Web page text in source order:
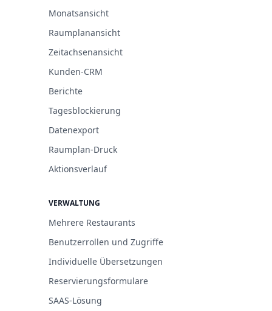
Monatsansicht
Raumplanansicht
Zeitachsenansicht
Kunden-CRM
Berichte
Tagesblockierung
Datenexport
Raumplan-Druck
Aktionsverlauf
VERWALTUNG
Mehrere Restaurants
Benutzerrollen und Zugriffe
Individuelle Übersetzungen
Reservierungsformulare
SAAS-Lösung